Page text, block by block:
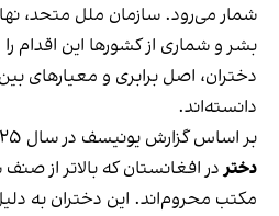
شمار می‌رود. سازمان ملل متحد،
بشر و شماری از کشورها این اقدام
دختران، اصل برابری و معیارهای
دانسته‌اند.
بر اساس گزارش یونیسف در سال ۲۰۲۵، نزدیک به
دختردر افغانستان که بالاتر از صنف
مکتب محروم‌اند. این دختران به